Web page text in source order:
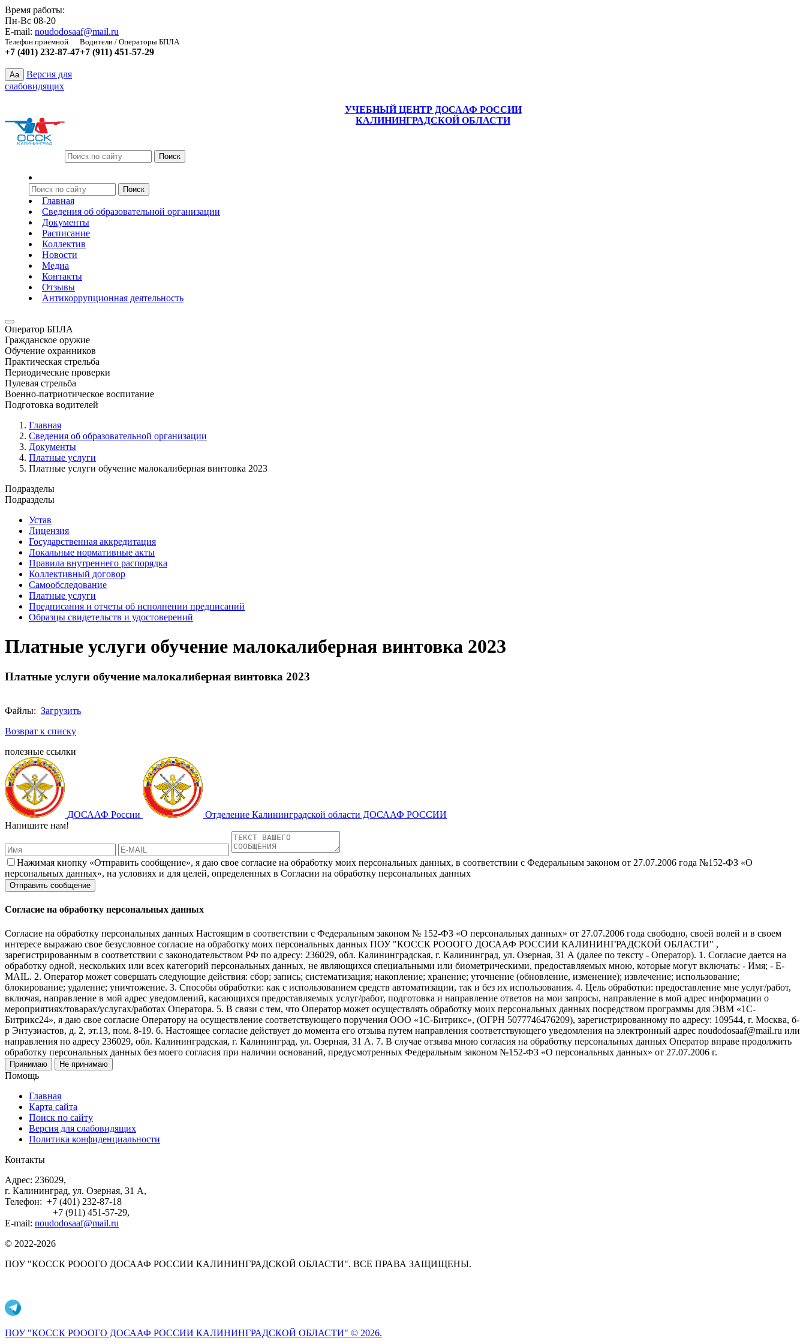
Время работы:
Пн-Вс 08-20
E-mail: noudodosaaf@mail.ru
Телефон приемной
+7 (401) 232-87-47
Водители / Операторы БПЛА
+7 (911) 451-57-29
Aa
Версия для
слабовидящих
УЧЕБНЫЙ ЦЕНТР ДОСААФ РОССИИ
КАЛИНИНГРАДСКОЙ ОБЛАСТИ
Главная
Сведения об образовательной организации
Документы
Расписание
Коллектив
Новости
Медиа
Контакты
Отзывы
Антикоррупционная деятельность
Оператор БПЛА
Гражданское оружие
Обучение охранников
Практическая стрельба
Периодические проверки
Пулевая стрельба
Военно-патриотическое воспитание
Подготовка водителей
Главная
Сведения об образовательной организации
Документы
Платные услуги
Платные услуги обучение малокалиберная винтовка 2023
Подразделы
Подразделы
Устав
Лицензия
Государственная аккредитация
Локальные нормативные акты
Правила внутреннего распорядка
Коллективный договор
Самообследование
Платные услуги
Предписания и отчеты об исполнении предписаний
Образцы свидетельств и удостоверений
Платные услуги обучение малокалиберная винтовка 2023
Платные услуги обучение малокалиберная винтовка 2023
Файлы: Загрузить
Возврат к списку
полезные ссылки
ДОСААФ России
Отделение Калининградской области ДОСААФ РОССИИ
Напишите нам!
Нажимая кнопку «Отправить сообщение», я даю свое согласие на обработку моих персональных данных, в соответствии с Федеральным законом от 27.07.2006 года №152-ФЗ «О
персональных данных», на условиях и для целей, определенных в Согласии на обработку персональных данных
Согласие на обработку персональных данных
Согласие на обработку персональных данных Настоящим в соответствии с Федеральным законом № 152-ФЗ «О персональных данных» от 27.07.2006 года свободно, своей волей и в своем
интересе выражаю свое безусловное согласие на обработку моих персональных данных ПОУ "КОССК РОООГО ДОСААФ РОССИИ КАЛИНИНГРАДСКОЙ ОБЛАСТИ" ,
зарегистрированным в соответствии с законодательством РФ по адресу: 236029, обл. Калининградская, г. Калининград, ул. Озерная, 31 А (далее по тексту - Оператор). 1. Согласие дается на
обработку одной, нескольких или всех категорий персональных данных, не являющихся специальными или биометрическими, предоставляемых мною, которые могут включать: - Имя; - E-
MAIL. 2. Оператор может совершать следующие действия: сбор; запись; систематизация; накопление; хранение; уточнение (обновление, изменение); извлечение; использование;
блокирование; удаление; уничтожение. 3. Способы обработки: как с использованием средств автоматизации, так и без их использования. 4. Цель обработки: предоставление мне услуг/работ,
включая, направление в мой адрес уведомлений, касающихся предоставляемых услуг/работ, подготовка и направление ответов на мои запросы, направление в мой адрес информации о
мероприятиях/товарах/услугах/работах Оператора. 5. В связи с тем, что Оператор может осуществлять обработку моих персональных данных посредством программы для ЭВМ «1С-
Битрикс24», я даю свое согласие Оператору на осуществление соответствующего поручения ООО «1С-Битрикс», (ОГРН 5077746476209), зарегистрированному по адресу: 109544, г. Москва, б-
р Энтузиастов, д. 2, эт.13, пом. 8-19. 6. Настоящее согласие действует до момента его отзыва путем направления соответствующего уведомления на электронный адрес noudodosaaf@mail.ru или
направления по адресу 236029, обл. Калининградская, г. Калининград, ул. Озерная, 31 А. 7. В случае отзыва мною согласия на обработку персональных данных Оператор вправе продолжить
обработку персональных данных без моего согласия при наличии оснований, предусмотренных Федеральным законом №152-ФЗ «О персональных данных» от 27.07.2006 г.
Принимаю Не принимаю
Помощь
Главная
Карта сайта
Поиск по сайту
Версия для слабовидящих
Политика конфиденциальности
Контакты
Адрес: 236029,
г. Калининград, ул. Озерная, 31 А,
Телефон: +7 (401) 232-87-18
+7 (911) 451-57-29,
E-mail: noudodosaaf@mail.ru
© 2022-2026
ПОУ "КОССК РОООГО ДОСААФ РОССИИ КАЛИНИНГРАДСКОЙ ОБЛАСТИ". ВСЕ ПРАВА ЗАЩИЩЕНЫ.
ПОУ "КОССК РОООГО ДОСААФ РОССИИ КАЛИНИНГРАДСКОЙ ОБЛАСТИ" © 2026.